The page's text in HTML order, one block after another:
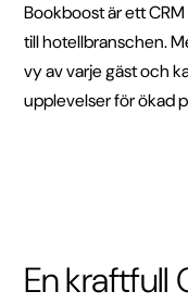
Bookboost är ett
till hotellbranschen.
vy av varje gäst och
upplevelser för ökad
En kraftfull